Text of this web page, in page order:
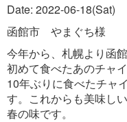
Date: 2022-06-18(Sat)
函館市 やまぐち様
今年から、札幌より函
初めて食べたあのチャ
10年ぶりに食べたチャ
す。これからも美味し
春の味です。